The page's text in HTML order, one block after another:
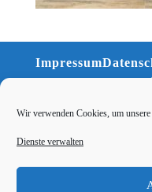
Wir verwenden Cookies, um
Dienste verwalten
Impressum